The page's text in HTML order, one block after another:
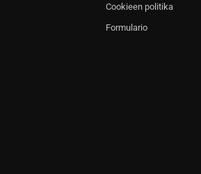
Cookieen politika
Formulario